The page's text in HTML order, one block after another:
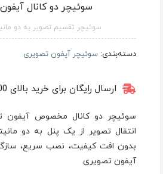
سوئیچر دو کانال
سوئیچر تقسیم تصویر به دو
دسته‌بندی: سوئیچر آیفون تصویری
ارسال رایگان برای خرید بالای 10,000,000 تومان
سوئیچر دو کانال مخصوص آیفون
انتقال تصویر از یک پنل به دو
بدون افت کیفیت، نصب سریع،
آیفون تصویری.